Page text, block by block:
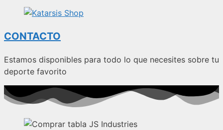
CONTACTO
Estamos disponibles para todo lo que necesites sobre tu
deporte favorito